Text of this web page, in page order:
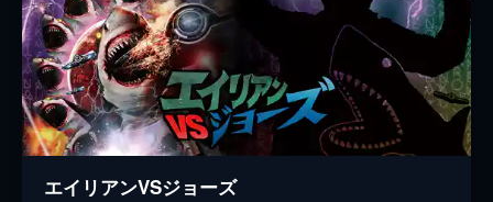
エイリアンVSジョーズ